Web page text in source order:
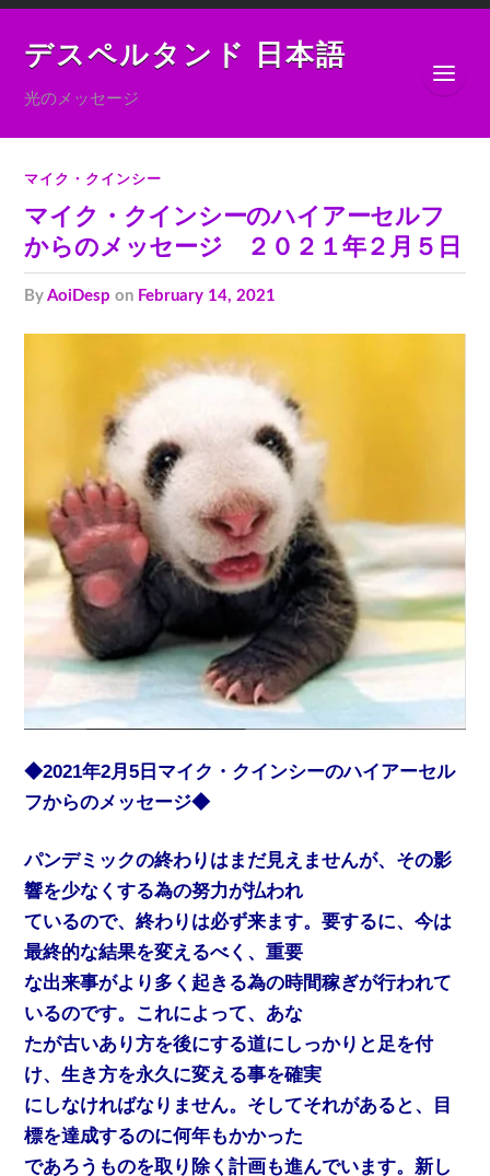
デスペルタンド 日本語
光のメッセージ
マイク・クインシー
マイク・クインシーのハイアーセルフ
からのメッセージ ２０２１年２月５日
byAoiDesp on February 14, 2021
◆2021年2月5日マイク・クインシーのハイアーセル
フからのメッセージ◆
パンデミックの終わりはまだ見えませんが、その影
響を少なくする為の努力が払われ
ているので、終わりは必ず来ます。要するに、今は
最終的な結果を変えるべく、重要
な出来事がより多く起きる為の時間稼ぎが行われて
いるのです。これによって、あな
たが古いあり方を後にする道にしっかりと足を付
け、生き方を永久に変える事を確実
にしなければなりません。そしてそれがあると、目
標を達成するのに何年もかかった
であろうものを取り除く計画も進んでいます。新し